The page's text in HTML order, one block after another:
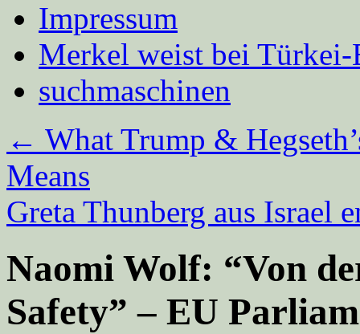
Impressum
Merkel weist bei
suchmaschinen
← What Trump &
Means
Greta Thunberg aus Israel
Naomi Wolf: “Von
Safety” – EU